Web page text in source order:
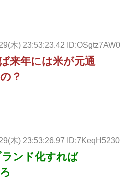
木) 23:53:23.42 ID:OSgtz7AW0
来年には米が元通
？
木) 23:53:26.97 ID:7KeqH5230
ンド化すれば